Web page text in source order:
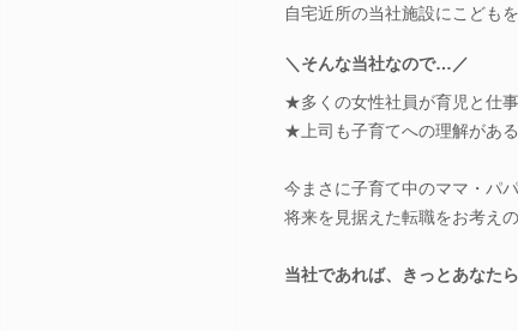
自宅近所の当社施設にこども
＼そんな当社なので…／
★多くの女性社員が育児と仕
★上司も子育てへの理解があ
今まさに子育て中のママ・パパ
将来を見据えた転職をお考え
当社であれば、きっとあなた